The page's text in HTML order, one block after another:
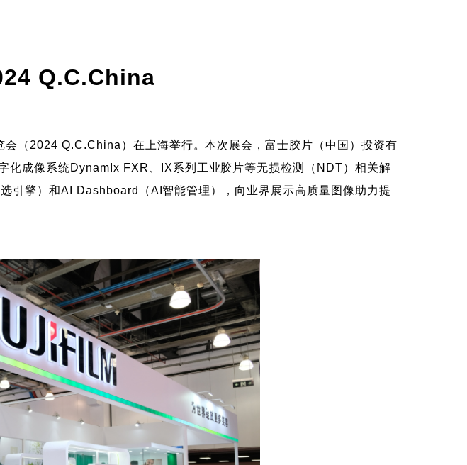
Q.C.China
（2024 Q.C.China）在上海举行。本次展会，富士胶片（中国）投资有
化成像系统DynamIx FXR、IX系列工业胶片等无损检测（NDT）相关解
引擎）和AI Dashboard（AI智能管理），向业界展示高质量图像助力提